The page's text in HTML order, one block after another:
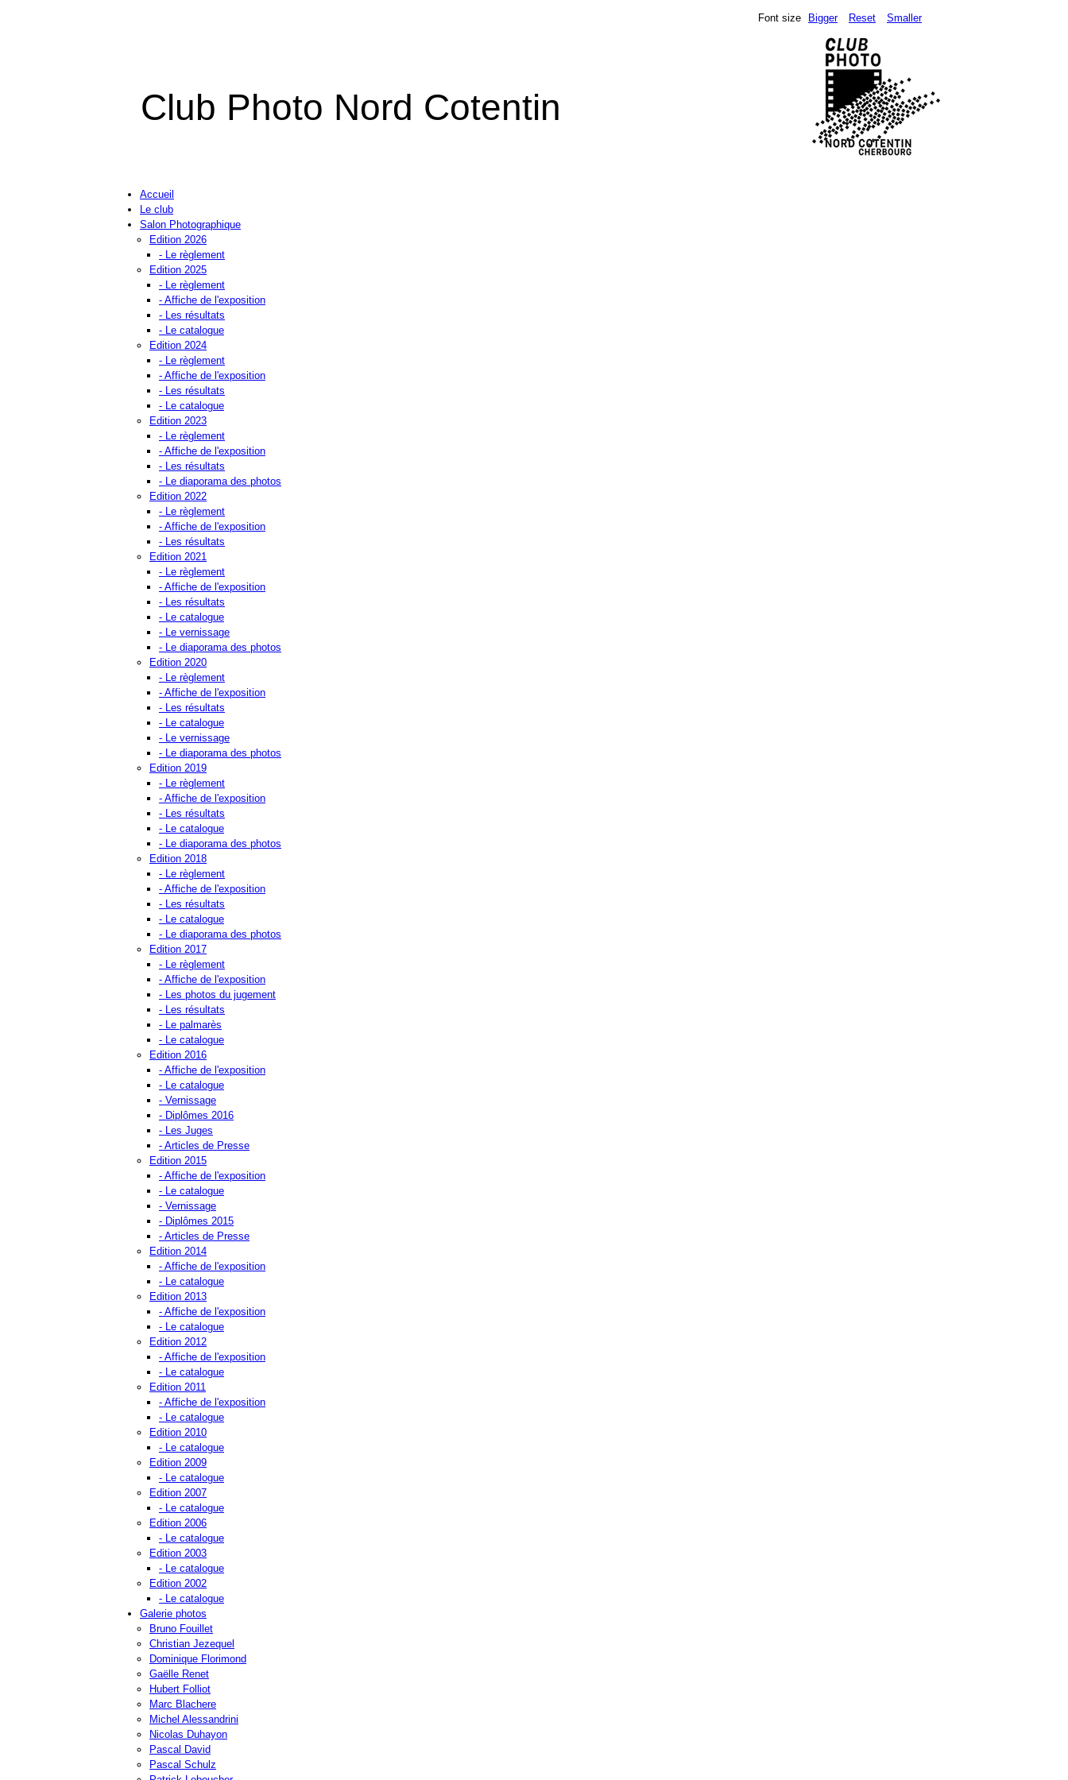
Club Photo Nord Cotentin
Font size Bigger Reset Smaller
Accueil
Le club
Salon Photographique
Edition 2026
- Le règlement
Edition 2025
- Le règlement
- Affiche de l'exposition
- Les résultats
- Le catalogue
Edition 2024
- Le règlement
- Affiche de l'exposition
- Les résultats
- Le catalogue
Edition 2023
- Le règlement
- Affiche de l'exposition
- Les résultats
- Le diaporama des photos
Edition 2022
- Le règlement
- Affiche de l'exposition
- Les résultats
Edition 2021
- Le règlement
- Affiche de l'exposition
- Les résultats
- Le catalogue
- Le vernissage
- Le diaporama des photos
Edition 2020
- Le règlement
- Affiche de l'exposition
- Les résultats
- Le catalogue
- Le vernissage
- Le diaporama des photos
Edition 2019
- Le règlement
- Affiche de l'exposition
- Les résultats
- Le catalogue
- Le diaporama des photos
Edition 2018
- Le règlement
- Affiche de l'exposition
- Les résultats
- Le catalogue
- Le diaporama des photos
Edition 2017
- Le règlement
- Affiche de l'exposition
- Les photos du jugement
- Les résultats
- Le palmarès
- Le catalogue
Edition 2016
- Affiche de l'exposition
- Le catalogue
- Vernissage
- Diplômes 2016
- Les Juges
- Articles de Presse
Edition 2015
- Affiche de l'exposition
- Le catalogue
- Vernissage
- Diplômes 2015
- Articles de Presse
Edition 2014
- Affiche de l'exposition
- Le catalogue
Edition 2013
- Affiche de l'exposition
- Le catalogue
Edition 2012
- Affiche de l'exposition
- Le catalogue
Edition 2011
- Affiche de l'exposition
- Le catalogue
Edition 2010
- Le catalogue
Edition 2009
- Le catalogue
Edition 2007
- Le catalogue
Edition 2006
- Le catalogue
Edition 2003
- Le catalogue
Edition 2002
- Le catalogue
Galerie photos
Bruno Fouillet
Christian Jezequel
Dominique Florimond
Gaëlle Renet
Hubert Folliot
Marc Blachere
Michel Alessandrini
Nicolas Duhayon
Pascal David
Pascal Schulz